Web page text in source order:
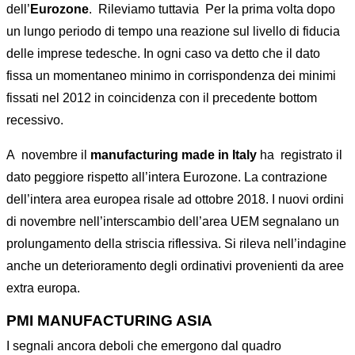
dell’ Eurozone. Rileviamo tuttavia Per la prima volta dopo
un lungo periodo di tempo una reazione sul livello di fiducia
delle imprese tedesche. In ogni caso va detto che il dato
fissa un momentaneo minimo in corrispondenza dei minimi
fissati nel 2012 in coincidenza con il precedente bottom
recessivo.
A novembre il manufacturing made in Italy ha registrato il
dato peggiore rispetto all’intera Eurozone. La contrazione
dell’intera area europea risale ad ottobre 2018. I nuovi ordini
di novembre nell’interscambio dell’area UEM segnalano un
prolungamento della striscia riflessiva. Si rileva nell’indagine
anche un deterioramento degli ordinativi provenienti da aree
extra europa.
PMI MANUFACTURING ASIA
I segnali ancora deboli che emergono dal quadro